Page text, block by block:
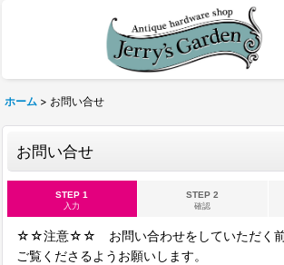
ホーム > お問い合せ
お問い合せ
STEP 1
入力
STEP 2
確認
☆☆注意☆☆ お問い合わせをしていただく前
ご覧くださるようお願いします。